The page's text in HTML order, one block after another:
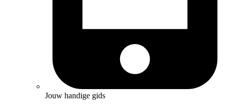
Jouw handige gids